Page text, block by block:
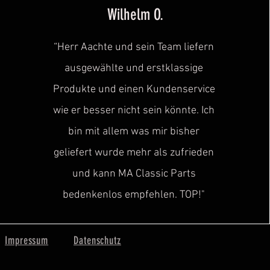
Wilhelm O.
“Herr Aachte und sein Team liefern
ausgewählte und erstklassige
Produkte und einen Kundenservice
wie er besser nicht sein könnte. Ich
bin mit allem was mir bisher
geliefert wurde mehr als zufrieden
und kann MA Classic Parts
bedenkenlos empfehlen. TOP!"
Impressum Datenschutz